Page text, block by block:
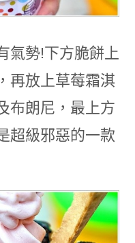
氣勢!下方脆餅上
再放上草莓霜淇
布朗尼，最上方
超級邪惡的一款